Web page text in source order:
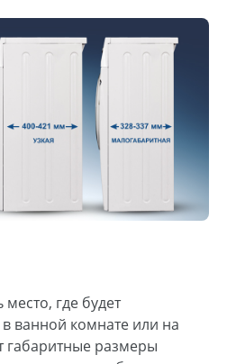
где будет
в ванной комнате или на
габаритные размеры